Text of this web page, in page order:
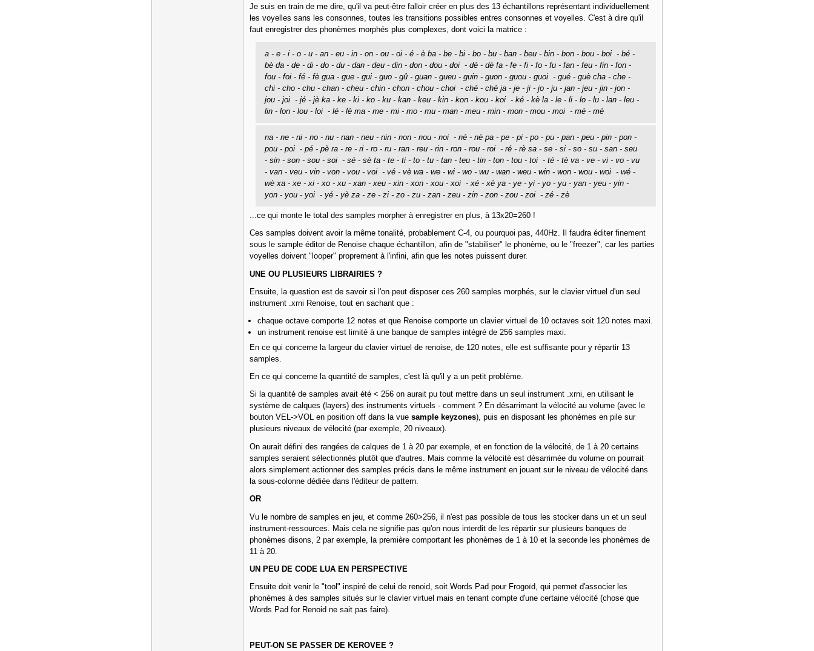
Je suis en train de me dire, qu'il va peut-être falloir créer en plus des 13 échantillons représentant individuellement
les voyelles sans les consonnes, toutes les transitions possibles entres consonnes et voyelles. C'est à dire qu'il
faut enregistrer des phonèmes morphés plus complexes, dont voici la matrice :
a - e - i - o - u - an - eu - in - on - ou - oi - é - è ba - be - bi - bo - bu - ban - beu - bin - bon - bou - boi - bé -
bè da - de - di - do - du - dan - deu - din - don - dou - doi - dé - dè fa - fe - fi - fo - fu - fan - feu - fin - fon -
fou - foi - fé - fè gua - gue - gui - guo - gû - guan - gueu - guin - guon - guou - guoi - gué - guè cha - che -
chi - cho - chu - chan - cheu - chin - chon - chou - choi - ché - chè ja - je - ji - jo - ju - jan - jeu - jin - jon -
jou - joi - jé - jè ka - ke - ki - ko - ku - kan - keu - kin - kon - kou - koi - ké - kè la - le - li - lo - lu - lan - leu -
lin - lon - lou - loi - lé - lè ma - me - mi - mo - mu - man - meu - min - mon - mou - moi - mé - mè
na - ne - ni - no - nu - nan - neu - nin - non - nou - noi - né - nè pa - pe - pi - po - pu - pan - peu - pin - pon -
pou - poi - pé - pè ra - re - ri - ro - ru - ran - reu - rin - ron - rou - roi - ré - rè sa - se - si - so - su - san - seu
- sin - son - sou - soi - sé - sè ta - te - ti - to - tu - tan - teu - tin - ton - tou - toi - té - tè va - ve - vi - vo - vu
- van - veu - vin - von - vou - voi - vé - vè wa - we - wi - wo - wu - wan - weu - win - won - wou - woi - wé -
wè xa - xe - xi - xo - xu - xan - xeu - xin - xon - xou - xoi - xé - xè ya - ye - yi - yo - yu - yan - yeu - yin -
yon - you - yoi - yé - yè za - ze - zi - zo - zu - zan - zeu - zin - zon - zou - zoi - zé - zè
...ce qui monte le total des samples morpher à enregistrer en plus, à 13x20=260 !
Ces samples doivent avoir la même tonalité, probablement C-4, ou pourquoi pas, 440Hz. Il faudra éditer finement
sous le sample éditor de Renoise chaque échantillon, afin de "stabiliser" le phonème, ou le "freezer", car les parties
voyelles doivent "looper" proprement à l'infini, afin que les notes puissent durer.
UNE OU PLUSIEURS LIBRAIRIES ?
Ensuite, la question est de savoir si l'on peut disposer ces 260 samples morphés, sur le clavier virtuel d'un seul
instrument .xrni Renoise, tout en sachant que :
chaque octave comporte 12 notes et que Renoise comporte un clavier virtuel de 10 octaves soit 120 notes maxi.
un instrument renoise est limité à une banque de samples intégré de 256 samples maxi.
En ce qui concerne la largeur du clavier virtuel de renoise, de 120 notes, elle est suffisante pour y répartir 13
samples.
En ce qui concerne la quantité de samples, c'est là qu'il y a un petit problème.
Si la quantité de samples avait été < 256 on aurait pu tout mettre dans un seul instrument .xrni, en utilisant le
système de calques (layers) des instruments virtuels - comment ? En désarrimant la vélocité au volume (avec le
bouton VEL->VOL en position off dans la vue sample keyzones), puis en disposant les phonèmes en pile sur
plusieurs niveaux de vélocité (par exemple, 20 niveaux).
On aurait défini des rangées de calques de 1 à 20 par exemple, et en fonction de la vélocité, de 1 à 20 certains
samples seraient sélectionnés plutôt que d'autres. Mais comme la vélocité est désarrimée du volume on pourrait
alors simplement actionner des samples précis dans le même instrument en jouant sur le niveau de vélocité dans
la sous-colonne dédiée dans l'éditeur de pattern.
OR
Vu le nombre de samples en jeu, et comme 260>256, il n'est pas possible de tous les stocker dans un et un seul
instrument-ressources. Mais cela ne signifie pas qu'on nous interdit de les répartir sur plusieurs banques de
phonèmes disons, 2 par exemple, la première comportant les phonèmes de 1 à 10 et la seconde les phonèmes de
11 à 20.
UN PEU DE CODE LUA EN PERSPECTIVE
Ensuite doit venir le "tool" inspiré de celui de renoid, soit Words Pad pour Frogoïd, qui permet d'associer les
phonèmes à des samples situés sur le clavier virtuel mais en tenant compte d'une certaine vélocité (chose que
Words Pad for Renoid ne sait pas faire).
PEUT-ON SE PASSER DE KEROVEE ?